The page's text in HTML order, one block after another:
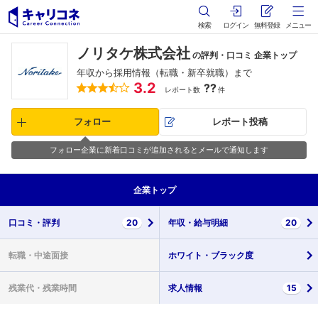
検索 ログイン 無料登録 メニュー
ノリタケ株式会社 の評判・口コミ 企業トップ
年収から採用情報（転職・新卒就職）まで
3.2 レポート数 ??件
フォロー レポート投稿
フォロー企業に新着口コミが追加されるとメールで通知します
企業 トップ
口コミ・ 評判 20 年収・ 給与明細 20
転職・ 中途面接 ホワイト・ ブラック度
残業代・ 残業時間 求人情報 15